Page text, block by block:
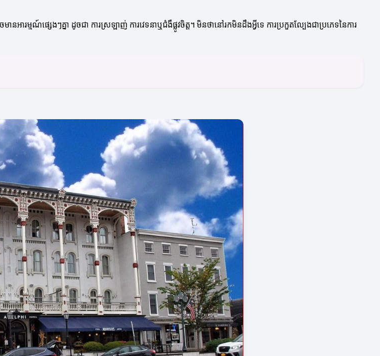
ារម្មណ៍ផ្សេងៗគ្នា ដូចជា ការស្រឡាញ់ ការវេទនាឬជំងឺផ្លូវចិត្ត។ មិនថានៅរកមិនដឹងអ្វីទេ ការប្រកួតល្បែងជាប្រភេទនៃការ